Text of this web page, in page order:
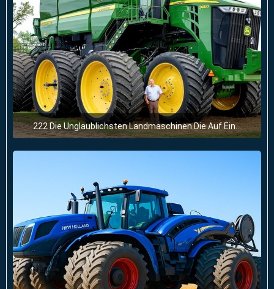
222 Die Unglaublichsten Landmaschinen Die Auf Einem Anderen Level Sind
28. Juni 2025 um 11:57